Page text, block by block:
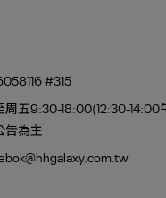
#315
周五9:30-18:00(12:30-14:00
告為主